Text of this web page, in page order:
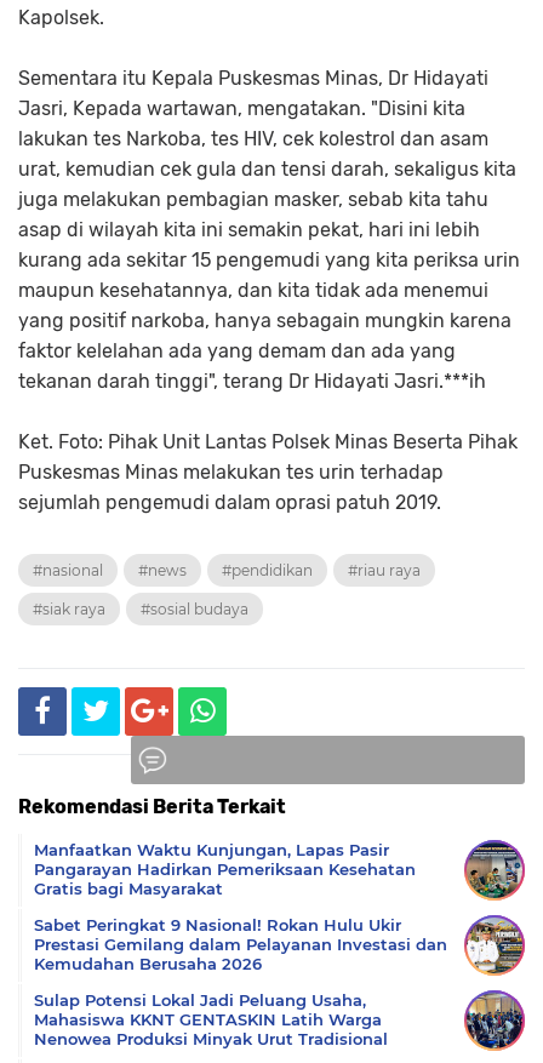
Kapolsek.
Sementara itu Kepala Puskesmas Minas, Dr Hidayati
Jasri, Kepada wartawan, mengatakan. "Disini kita
lakukan tes Narkoba, tes HIV, cek kolestrol dan asam
urat, kemudian cek gula dan tensi darah, sekaligus kita
juga melakukan pembagian masker, sebab kita tahu
asap di wilayah kita ini semakin pekat, hari ini lebih
kurang ada sekitar 15 pengemudi yang kita periksa urin
maupun kesehatannya, dan kita tidak ada menemui
yang positif narkoba, hanya sebagain mungkin karena
faktor kelelahan ada yang demam dan ada yang
tekanan darah tinggi", terang Dr Hidayati Jasri.***ih
Ket. Foto: Pihak Unit Lantas Polsek Minas Beserta Pihak
Puskesmas Minas melakukan tes urin terhadap
sejumlah pengemudi dalam oprasi patuh 2019.
#nasional #news #pendidikan #riau raya
#siak raya #sosial budaya
Rekomendasi Berita Terkait
Manfaatkan Waktu Kunjungan, Lapas Pasir
Pangarayan Hadirkan Pemeriksaan Kesehatan
Gratis bagi Masyarakat
Sabet Peringkat 9 Nasional! Rokan Hulu Ukir
Prestasi Gemilang dalam Pelayanan Investasi dan
Kemudahan Berusaha 2026
Sulap Potensi Lokal Jadi Peluang Usaha,
Mahasiswa KKNT GENTASKIN Latih Warga
Nenowea Produksi Minyak Urut Tradisional